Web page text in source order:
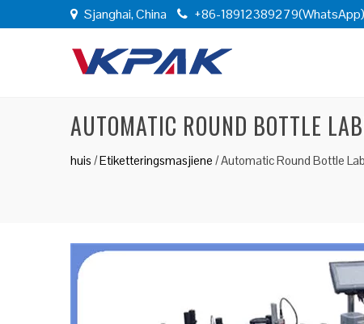
Sjanghai, China +86-18912389279(WhatsApp)
AUTOMATIC ROUND BOTTLE
huis /Etiketteringsmasjiene /Automatic Round Bottle